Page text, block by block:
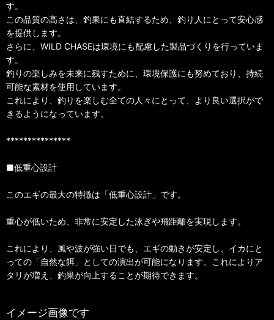
す。
この品質の高さは、釣果にも直結するため、釣り人にとって安心感
を提供します。
さらに、WILD CHASEは環境にも配慮した製品づくりを行っていま
す。
釣りの楽しみを未来に残すために、環境保護にも努めており、持続
可能な素材を使用しています。
これにより、釣りを楽しむ全ての人々にとって、より良い選択がで
きるようになっています。
***************
■低重心設計
このエギの最大の特徴は「低重心設計」です。
重心が低いため、非常に安定した泳ぎや飛距離を実現します。
これにより、風や波が強い日でも、エギの動きが安定し、イカにと
っての「自然な餌」としての演出が可能になります。これによりア
タリが増え、釣果が向上することが期待できます。
イメージ画像です